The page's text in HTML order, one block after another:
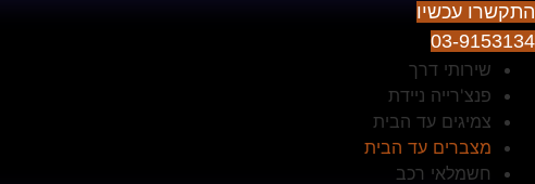
התקשרו עכשיו
03-9153134
שירותי דרך
פנצ'רייה ניידת
צמיגים עד הבית
מצברים עד הבית
חשמלאי רכב